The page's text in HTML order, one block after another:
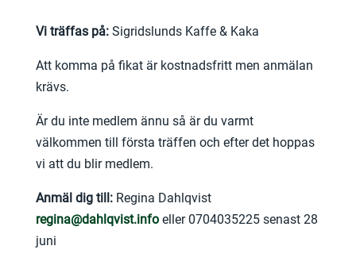
Vi träffas på:Sigridslunds Kaffe & Kaka
Att komma på fikat är kostnadsfritt men anmälan
krävs.
Är du inte medlem ännu så är du varmt
välkommen till första träffen och efter det hoppas
vi att du blir medlem.
Anmäl dig till:Regina Dahlqvist
regina@dahlqvist.infoeller 0704035225 senast 28
juni